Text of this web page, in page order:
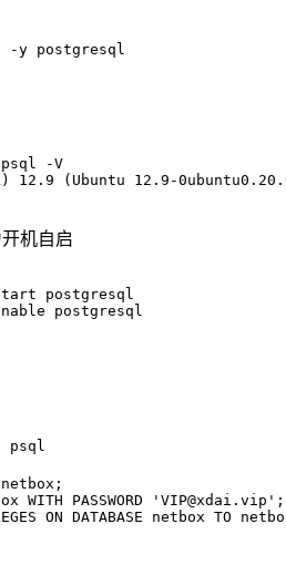
y postgresql
psql -V
12.9 (Ubuntu 12.9-
机自启
postgresql
postgresql
psql
netbox;
WITH PASSWORD ' VIP@xdai.vip ' ;
ON DATABASE netbox TO